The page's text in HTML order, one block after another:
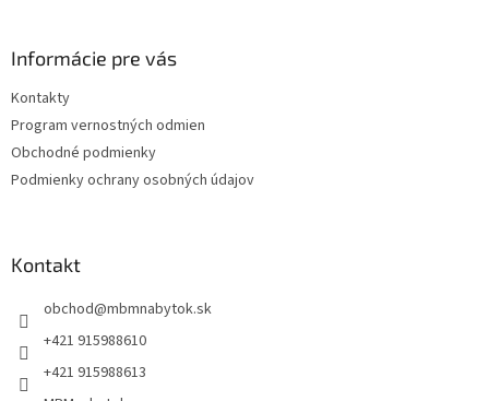
Informácie pre vás
Kontakty
Program vernostných odmien
Obchodné podmienky
Podmienky ochrany osobných údajov
Kontakt
obchod@mbmnabytok.sk
+421 915988610
+421 915988613